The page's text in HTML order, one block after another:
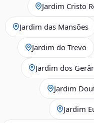
Jardim Cristo
Jardim das Mansões
Jardim do Trevo
Jardim dos
Jardim
Jardim